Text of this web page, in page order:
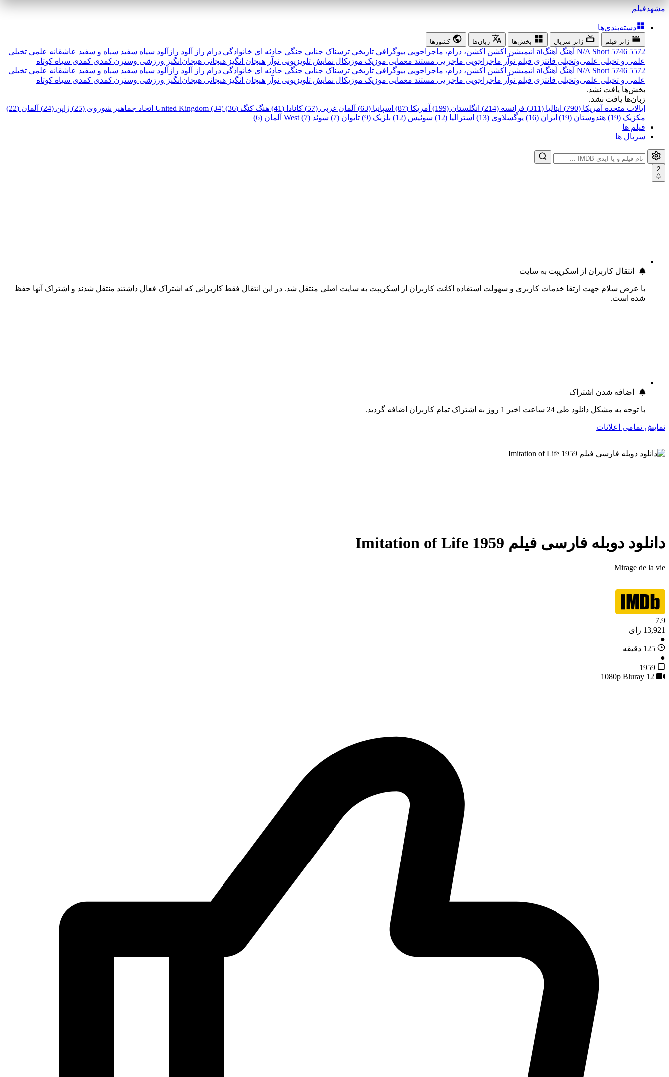
مشهدفیلم
دسته‌بندی‌ها
ژانر فیلم ژانر سریال بخش‌ها زبان‌ها کشورها
5572
5746
N/A Short آهنگ آهنگal انیمیشن اکشن اکشن، درام، ماجراجویی بیوگرافی تاریخی ترسناک جنایی جنگی حادثه ای خانوادگی درام راز آلود رازآلود سیاه سفید سیاه و سفید عاشقانه علمی تخیلی
علمی و تخیلی علمی‌و‌تخیلی فانتزی فیلم نوآر ماجراجویی ماجرایی مستند معمایی موزیک موزیکال نمایش تلویزیونی نوآر هیجان انگیز هیجانی هیجان‌انگیز ورزشی وسترن کمدی کمدی سیاه کوتاه
5572
5746
N/A Short آهنگ آهنگal انیمیشن اکشن اکشن، درام، ماجراجویی بیوگرافی تاریخی ترسناک جنایی جنگی حادثه ای خانوادگی درام راز آلود رازآلود سیاه سفید سیاه و سفید عاشقانه علمی تخیلی
علمی و تخیلی علمی‌و‌تخیلی فانتزی فیلم نوآر ماجراجویی ماجرایی مستند معمایی موزیک موزیکال نمایش تلویزیونی نوآر هیجان انگیز هیجانی هیجان‌انگیز ورزشی وسترن کمدی کمدی سیاه کوتاه
بخش‌ها یافت نشد.
زبان‌ها یافت نشد.
ایالات متحده آمریکا (790)
ایتالیا (311) فرانسه (214) انگلستان (199) آمریکا (87) اسپانیا (63) آلمان غربی (57) کانادا (41) هنگ کنگ (36) United Kingdom (34) اتحاد جماهیر شوروی (25) ژاپن (24)
آلمان (22)
مکزیک (19)
هندوستان (19) ایران (16) یوگسلاوی (13) استرالیا (12) سوئیس (12) بلژیک (9) تایوان (7) سوئد (7)
West آلمان (6)
فیلم ها
سریال ها
2
انتقال کاربران از اسکریپت به سایت
با عرض سلام جهت ارتقا خدمات کاربری و سهولت استفاده اکانت کاربران از اسکریپت به سایت اصلی منتقل شد. در این انتقال فقط کاربرانی که اشتراک فعال داشتند منتقل شدند و اشتراک آنها حفظ
شده است.
اضافه شدن اشتراک
با توجه به مشکل دانلود طی 24 ساعت اخیر 1 روز به اشتراک تمام کاربران اضافه گردید.
نمایش تمامی اعلانات
دانلود دوبله فارسی فیلم Imitation of Life 1959
Mirage de la vie
7.9
13,921 رای
●
125 دقیقه
●
1959
12